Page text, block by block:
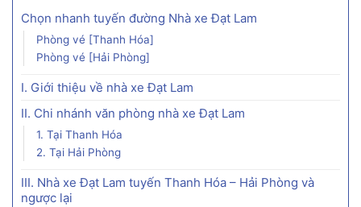
Chọn nhanh tuyến đường Nhà xe Đạt Lam
Phòng vé [Thanh Hóa]
Phòng vé [Hải Phòng]
I. Giới thiệu về nhà xe Đạt Lam
II. Chi nhánh văn phòng nhà xe Đạt Lam
1. Tại Thanh Hóa
2. Tại Hải Phòng
III. Nhà xe Đạt Lam tuyến Thanh Hóa – Hải Phòng và
ngược lại